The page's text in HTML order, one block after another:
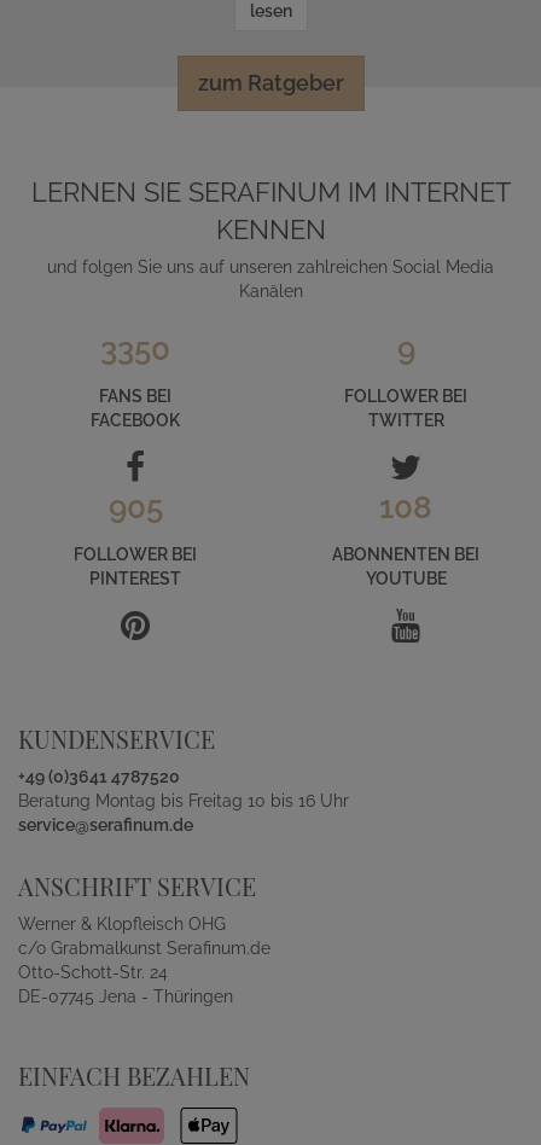
lesen
zum Ratgeber
LERNEN SIE SERAFINUM IM INTERNET
KENNEN
und folgen Sie uns auf unseren zahlreichen Social Media
Kanälen
3350
FANS BEI
FACEBOOK
9
FOLLOWER BEI
TWITTER
905
FOLLOWER BEI
PINTEREST
108
ABONNENTEN BEI
YOUTUBE
KUNDENSERVICE
+49 (0)3641 4787520
Beratung Montag bis Freitag 10 bis 16 Uhr
service@serafinum.de
ANSCHRIFT SERVICE
Werner & Klopfleisch OHG
c/o Grabmalkunst Serafinum.de
Otto-Schott-Str. 24
DE-07745 Jena - Thüringen
EINFACH BEZAHLEN